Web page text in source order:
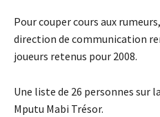
Pour couper cours aux
direction de communication
joueurs retenus pour 2008.
Une liste de 26 personnes sur
Mputu Mabi Trésor.